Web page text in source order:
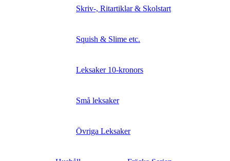
Skriv-, Ritartiklar & Skolstart
Squish & Slime etc.
Leksaker 10-kronors
Små leksaker
Övriga Leksaker